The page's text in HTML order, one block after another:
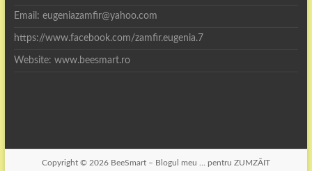
Email: eugeniazamfir@yahoo.com
https://www.facebook.com/zamfir.eugenia.7
Website: www.beesmart.ro
Copyright © 2026 BeeSmart – Blogul meu … pentru ZUMZĂIT